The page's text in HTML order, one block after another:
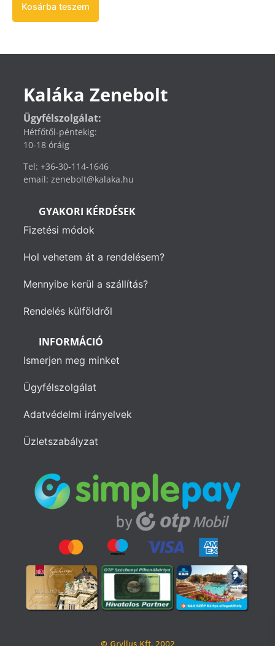
Kosárba teszem
Kaláka Zenebolt
Ügyfélszolgálat:
Hétfőtől-péntekig:
10-18 óráig
Tel: +36-30-114-1646
email: zenebolt@kalaka.hu
GYAKORI KÉRDÉSEK
Fizetési módok
Hol vehetem át a rendelésem?
Mennyibe kerül a szállítás?
Rendelés külföldről
INFORMÁCIÓ
Ismerjen meg minket
Ügyfélszolgálat
Adatvédelmi irányelvek
Üzletszabályzat